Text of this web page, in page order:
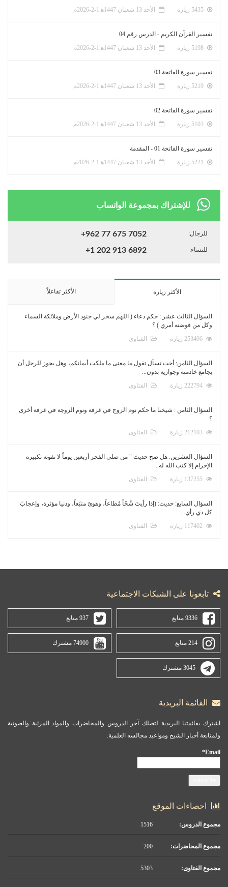
الأحد 13 شعبان 1447ﻫ 1-2-2026م
تفسير القرآن الكريم - الدرس رقم 04
الأحد 13 شعبان 1447ﻫ 1-2-2026م
تفسير سورة الفاتحة 03
الأحد 13 شعبان 1447ﻫ 1-2-2026م
تفسير سورة الفاتحة 02
الأحد 13 شعبان 1447ﻫ 1-2-2026م
تفسير سورة الفاتحة 01 - المقدمة
الأحد 13 شعبان 1447ﻫ 1-2-2026م
للإشتراك بمجموعة الواتساب
للرجال: +962 77 675 7052
للنساء: +1 202 913 6892
الأكثر زيارة الأكثر تفاعلاً
السؤال الثالث عشر : حكم دعاء ( اللهم سخر لي جنود الأرض وملائكة السماء
وكل من فوضته أمري ) ؟
الفتاوى
السؤال الثامن: أخت تسأل تقول ما معنى ما ملكت أيمانكم، وهل يجوز للرجل أن
يجامع خادمته وجواريه بدون...
الفتاوى
السؤال الثامن : شيخنا ما حكم نوم الزوج في غرفة ونوم الزوجة في غرفة أخرى
؟
الفتاوى
السؤال العشرين: هل صح حديث " من صلى الفجر أربعين يوماً لا تفوته تكبيرة
الإحرام إلا كتب الله له...
الفتاوى
السؤال السابع: حديث: (إذا رأيتَ شُحّاً مُطاعاً، وهوىً متبَعاً، ودنيا مؤثرة، وإعجابَ
كل ذي رأي...
الفتاوى
تابعونا على الشبكات الاجتماعية
9336 متابع 937 متابع
214 متابع 74900 مشترك
3045 مشترك
القائمة البريدية
اشترك بقائمتنا البريدية لتصلك آخر الدروس والمحاضرات والمواد المرئية والصوتية
ولمتابعة أخبار الشيخ ومواعيد مجالسه العلمية.
Email*
احصاءات الموقع
مجموع الدروس:
مجموع المحاضرات:
مجموع الفتاوى: